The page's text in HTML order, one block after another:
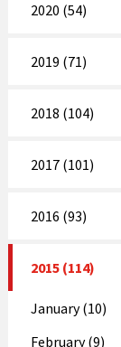
2020 (54)
2019 (71)
2018 (104)
2017 (101)
2016 (93)
2015 (114)
January (10)
February (9)